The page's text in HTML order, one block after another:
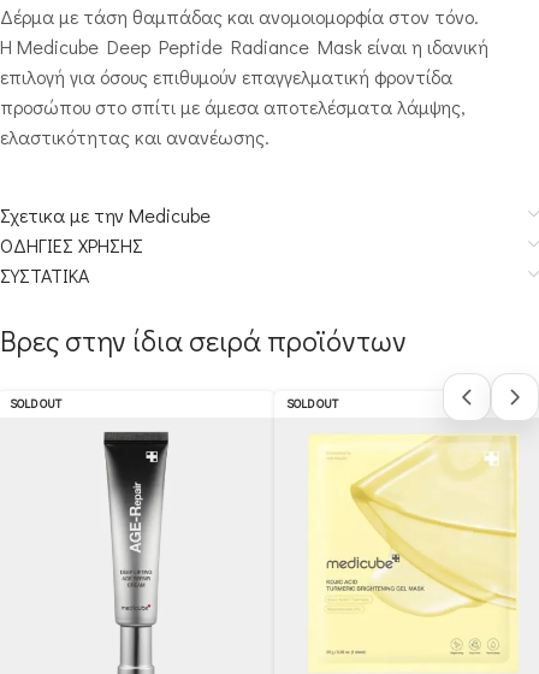
Δέρμα με τάση θαμπάδας και ανομοιομορφία στον τόνο.
Η Medicube Deep Peptide Radiance Mask είναι η ιδανική
επιλογή για όσους επιθυμούν επαγγελματική φροντίδα
προσώπου στο σπίτι με άμεσα αποτελέσματα λάμψης,
ελαστικότητας και ανανέωσης.
Σχετικα με την Medicube
ΟΔΗΓΙΕΣ ΧΡΗΣΗΣ
ΣΥΣΤΑΤΙΚΑ
Βρες στην ίδια σειρά προϊόντων
SOLD OUT SOLD OUT